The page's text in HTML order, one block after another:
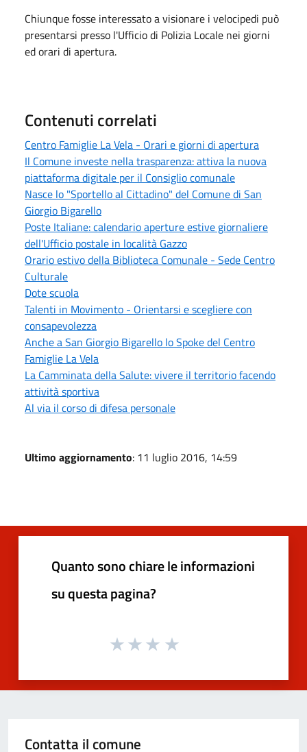
Chiunque fosse interessato a visionare i velocipedi può
presentarsi presso l'Ufficio di Polizia Locale nei giorni
ed orari di apertura.
Contenuti correlati
Centro Famiglie La Vela - Orari e giorni di apertura
Il Comune investe nella trasparenza: attiva la nuova
piattaforma digitale per il Consiglio comunale
Nasce lo "Sportello al Cittadino" del Comune di San
Giorgio Bigarello
Poste Italiane: calendario aperture estive giornaliere
dell'Ufficio postale in località Gazzo
Orario estivo della Biblioteca Comunale - Sede Centro
Culturale
Dote scuola
Talenti in Movimento - Orientarsi e scegliere con
consapevolezza
Anche a San Giorgio Bigarello lo Spoke del Centro
Famiglie La Vela
La Camminata della Salute: vivere il territorio facendo
attività sportiva
Al via il corso di difesa personale
Ultimo aggiornamento: 11 luglio 2016, 14:59
Quanto sono chiare le informazioni
su questa pagina?
Contatta il comune